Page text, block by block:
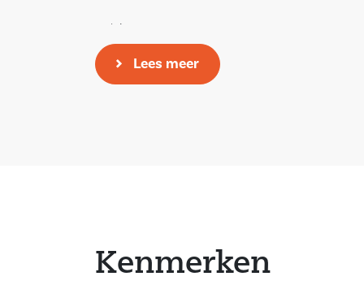
Indeling:
Begane grond:
vloerverwarming, zwevend closet, wastafel met
douche. De open keuken is voorzien van diverse
Lees meer
Kenmerken